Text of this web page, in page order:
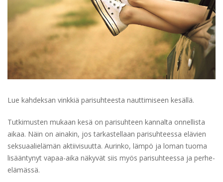
Lue kahdeksan vinkkiä parisuhteesta nauttimiseen kesällä.
Tutkimusten mukaan kesä on parisuhteen kannalta onnellista
aikaa. Näin on ainakin, jos tarkastellaan parisuhteessa elävien
seksuaalielämän aktiivisuutta. Aurinko, lämpö ja loman tuoma
lisääntynyt vapaa-aika näkyvät siis myös parisuhteessa ja perhe-
elämässä.